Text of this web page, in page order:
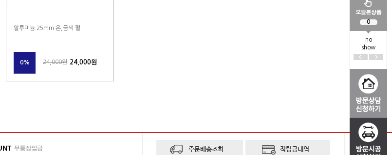
0
no
show
알루미늄 25mm 은,금색 펄
0% 24,000원 24,000원